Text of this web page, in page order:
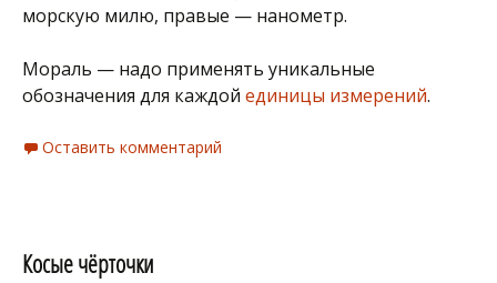
морскую милю, правые — нанометр.
Мораль — надо применять уникальные
обозначения для каждой единицы измерений.
Оставить комментарий
Косые чёрточки